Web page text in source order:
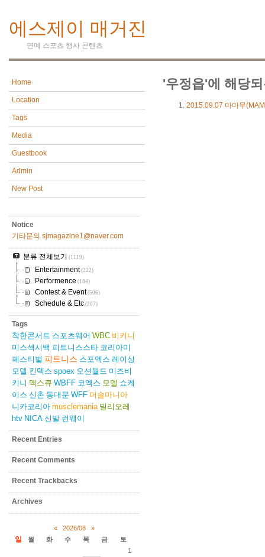
에스제이 매거진
연예 스포츠 행사 콘텐츠
Home
Location
Tags
Media
Guestbook
Admin
New Post
Notice
기타문의 sjmagazine1@naver.com
분류 전체보기 (1119)
Entertainment(222)
Performence (184)
Contest & Event(506)
Schedule & Etc (207)
Tags
착한콘서트 스포츠웨어 WBC 비키니
미스섹시백 피트니스스타 코리아미
페스티벌 피트니스 스포엑스 레이싱
모델 킨텍스 spoex 오션월드 미즈비
키니 맥스큐 WBFF 코엑스 모델 쇼케
이스 신촌 동대문 WFF 머슬마니아
니카코리아 musclemania 밀리오레
htv NICA 신발 런웨이
Recent Entries
Recent Comments
Recent Trackbacks
Archives
« 2026/08 »
일 월 화 수 목 금
토
1
'우정읍'에 해당
2015.09.07 마마무